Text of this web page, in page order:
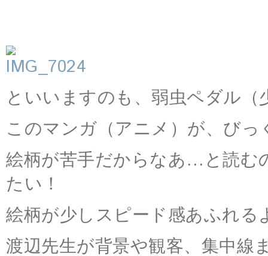
といいますのも、弱虫ペダル
このマンガ（アニメ）が、び
絵柄が苦手だからなあ…と読む
たい！
絵柄が少しスピード感あふれ
渡辺先生が背景や観客、集中